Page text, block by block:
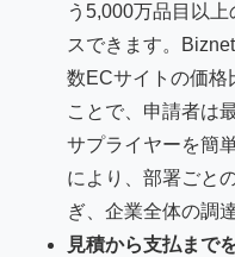
う5,000万品目以
スできます。
数ECサイトの価格
ことで、申請者は
サプライヤーを簡
により、部署ごと
ぎ、企業全体の調
見積から支払まで